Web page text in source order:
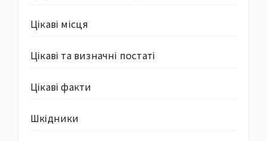
Цікаві місця
Цікаві та визначні постаті
Цікаві факти
Шкідники